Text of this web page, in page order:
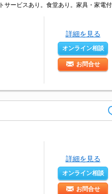
詳細を見る
オンライン相談
お問合せ
詳細を見る
オンライン相談
お問合せ